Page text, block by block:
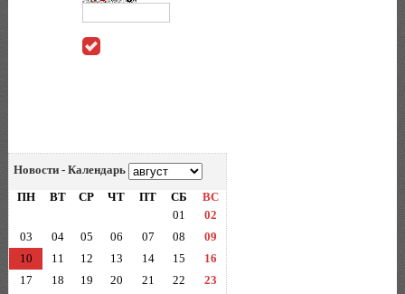
Новости - Календарь
ПН
ВТ СР ЧТ ПТ СБ
ВС
01
02
03
04 05 06 07 08
09
10
11 12 13 14 15
16
17
18 19 20 21 22
23